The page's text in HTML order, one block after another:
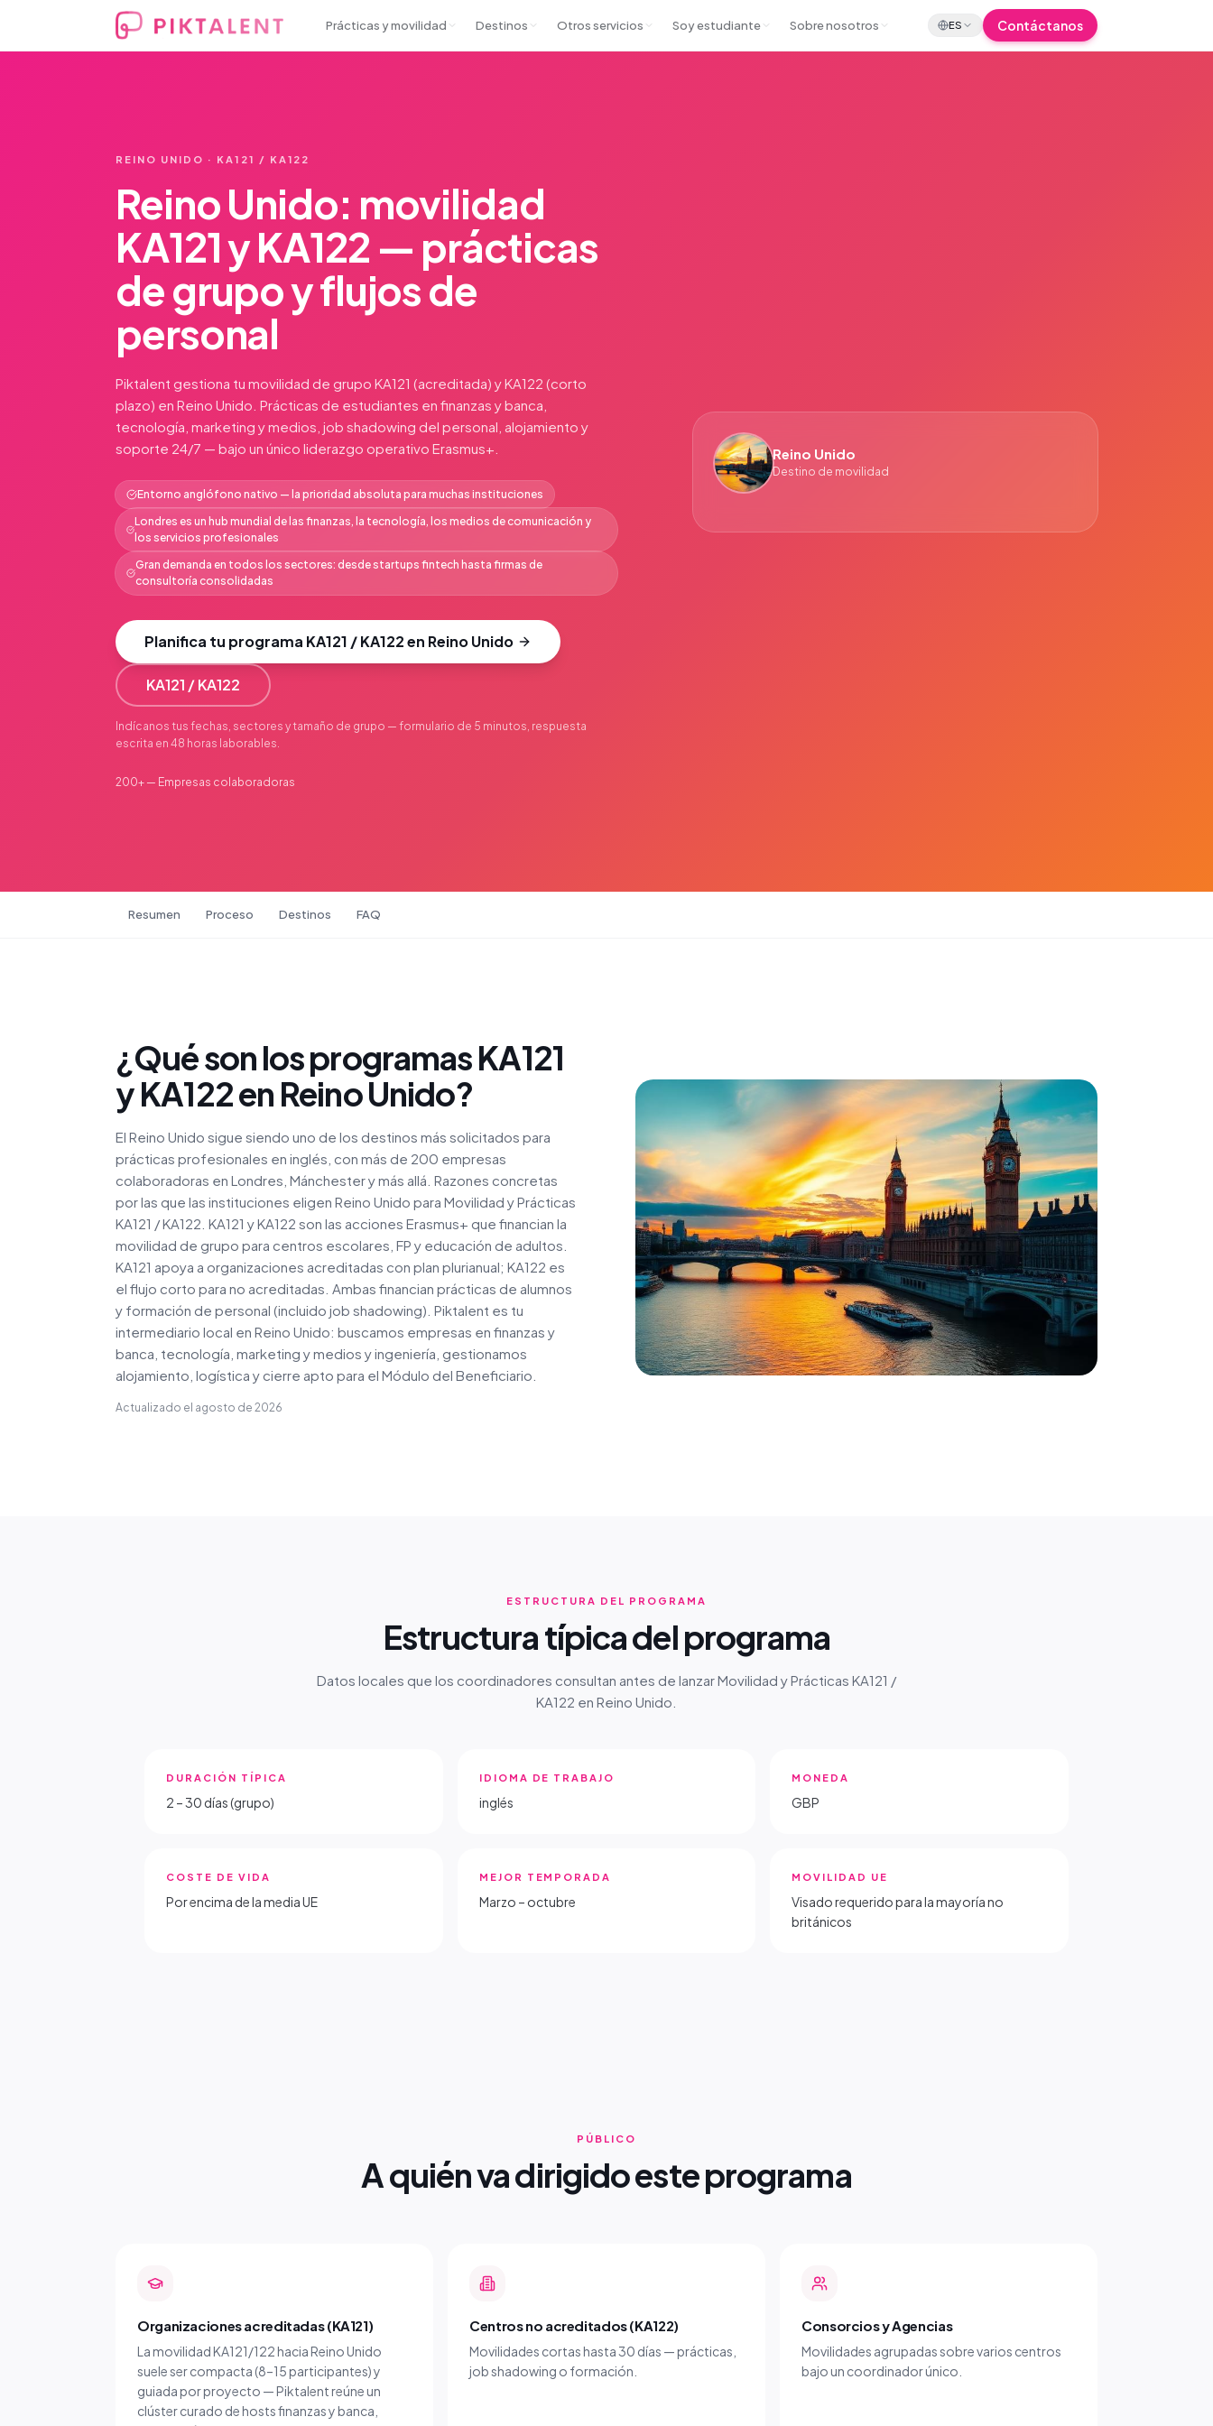
Prácticas y movilidad Destinos Otros servicios Soy estudiante Sobre nosotros ES Contáctanos
REINO UNIDO · KA121 / KA122
Reino Unido: movilidad
KA121 y KA122 — prácticas
de grupo y flujos de
personal
Piktalent gestiona tu movilidad de grupo KA121 (acreditada) y KA122 (corto
plazo) en Reino Unido. Prácticas de estudiantes en finanzas y banca,
tecnología, marketing y medios, job shadowing del personal, alojamiento y
soporte 24/7 — bajo un único liderazgo operativo Erasmus+.
Entorno anglófono nativo — la prioridad absoluta para muchas instituciones
Londres es un hub mundial de las finanzas, la tecnología, los medios de comunicación y
los servicios profesionales
Gran demanda en todos los sectores: desde startups fintech hasta firmas de
consultoría consolidadas
Planifica tu programa KA121 / KA122 en Reino Unido
KA121 / KA122
Indícanos tus fechas, sectores y tamaño de grupo — formulario de 5 minutos, respuesta
escrita en 48 horas laborables.
200+ — Empresas colaboradoras
Reino Unido
Destino de movilidad
Resumen Proceso Destinos FAQ
¿Qué son los programas KA121
y KA122 en Reino Unido?
El Reino Unido sigue siendo uno de los destinos más solicitados para
prácticas profesionales en inglés, con más de 200 empresas
colaboradoras en Londres, Mánchester y más allá. Razones concretas
por las que las instituciones eligen Reino Unido para Movilidad y Prácticas
KA121 / KA122. KA121 y KA122 son las acciones Erasmus+ que financian la
movilidad de grupo para centros escolares, FP y educación de adultos.
KA121 apoya a organizaciones acreditadas con plan plurianual; KA122 es
el flujo corto para no acreditadas. Ambas financian prácticas de alumnos
y formación de personal (incluido job shadowing). Piktalent es tu
intermediario local en Reino Unido: buscamos empresas en finanzas y
banca, tecnología, marketing y medios y ingeniería, gestionamos
alojamiento, logística y cierre apto para el Módulo del Beneficiario.
Actualizado el agosto de 2026
ESTRUCTURA DEL PROGRAMA
Estructura típica del programa
Datos locales que los coordinadores consultan antes de lanzar Movilidad y Prácticas KA121 /
KA122 en Reino Unido.
DURACIÓN TÍPICA
2 – 30 días (grupo)
IDIOMA DE TRABAJO
inglés
MONEDA
GBP
COSTE DE VIDA
Por encima de la media UE
MEJOR TEMPORADA
Marzo – octubre
MOVILIDAD UE
Visado requerido para la mayoría no
británicos
PÚBLICO
A quién va dirigido este programa
Organizaciones acreditadas (KA121)
La movilidad KA121/122 hacia Reino Unido
suele ser compacta (8–15 participantes) y
guiada por proyecto — Piktalent reúne un
clúster curado de hosts finanzas y banca,
Centros no acreditados (KA122)
Movilidades cortas hasta 30 días — prácticas,
job shadowing o formación.
Consorcios y Agencias
Movilidades agrupadas sobre varios centros
bajo un coordinador único.